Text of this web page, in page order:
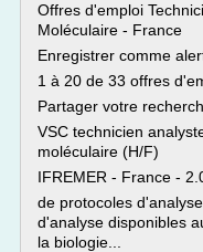
Offres d'emploi
Moléculaire - France
Enregistrer comme
1 à 20 de 33 offres
Partager votre
VSC technicien
moléculaire (H/F)
IFREMER - France -
de protocoles
d'analyse disponibles
la biologie...